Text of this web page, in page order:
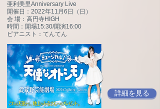
亜利美里Anniversary Live
開催日：2022年11月6日（日）
会 場：高円寺HIGH
時間：開場15:30/開演16:00
ピアニスト：てんてん
詳細を見る